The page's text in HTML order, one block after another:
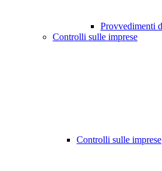
Provvedimenti
Controlli sulle imprese
Controlli sulle imprese